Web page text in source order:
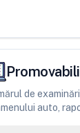
de
auto,